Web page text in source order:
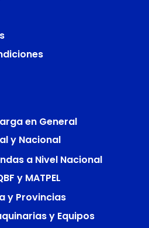
en General
y Nacional
a Nivel Nacional
y MATPEL
y Provincias
y Equipos